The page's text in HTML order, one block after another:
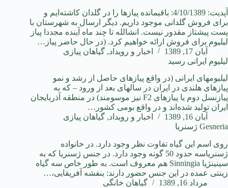
آپدیت: 4/10/1389: باقیمانده پیازها را در گلدان کاشته‌ایم و
برای فروش گلدانی موجود داریم. دیگر ارسال به شهرستان با
پست پیشتاز مقدور نیست. انشالله تا چند ماه آینده مجددا پیاز
لیلیوم برای فروش ارائه خواهیم کرد. (در حال حاضر پیاز…
آبان 17, 1389
اخبار و رویداد, گیاهان پیازی
لیلیوم ایرانی رسید
لیلیومهای ایرانی (در واقع پیازهای حاصل از رشد و نمو
پیازهای هلندی در ایران در سالهای بعد از ورود – که به
پیازنسل دوم یا پیازهای F2 نیز موسومند) در منطقه آذربایجان
ایران تولید شده‌اند و در واقع بومی کشور…
آبان 16, 1389
اخبار و رویداد, گیاهان پیازی
Gesneria ژسنریا
روی اسم این گیاه تفاوت نظر وجود دارد. در خانواده
ژسنریاسه حدود 50 گونه وجود دارد. در جنس ژسنریا که به
سینینژیا Sinningia هم معروف است. به طور خاص سه گیاه
زینتی عمده در این جنس حضور دارند: بنفشه آفریقایی،…
مرداد 16, 1389
گیاهان خانگی